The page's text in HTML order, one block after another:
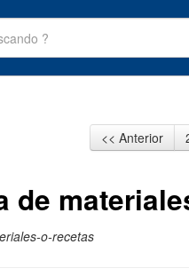
<< Anterior
de
o-recetas